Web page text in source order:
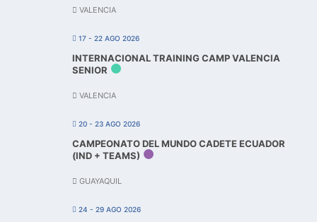
VALENCIA
17 - 22 AGO 2026
INTERNACIONAL TRAINING CAMP VALENCIA
SENIOR
VALENCIA
20 - 23 AGO 2026
CAMPEONATO DEL MUNDO CADETE ECUADOR
(IND + TEAMS)
GUAYAQUIL
24 - 29 AGO 2026